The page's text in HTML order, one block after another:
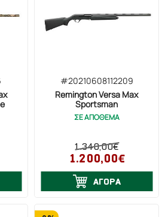
#20210608112209
Remington Versa Max
Sportsman
ΣΕ ΑΠΟΘΕΜΑ
1.340,00€
1.200,00€
ΑΓΟΡΑ